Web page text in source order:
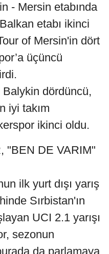
- Mersin etabında
etabı ikinci
of Mersin'in dört
üçüncü
dördüncü,
iyi takım
ikinci oldu.
"BEN DE VARIM"
ilk yurt dışı yarış
Sırbistan'ın
UCI 2.1 yarışı
sezonun
da parlamaya